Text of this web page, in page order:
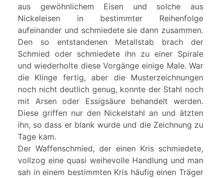
aus gewöhnlichem Eisen und solche aus
Nickeleisen in bestimmter Reihenfolge
aufeinander und schmiedete sie dann zusammen.
Den so entstandenen Metallstab brach der
Schmied oder schmiedete ihn zu einer Spirale
und wiederholte diese Vorgänge einige Male. War
die Klinge fertig, aber die Musterzeichnungen
noch nicht deutlich genug, konnte der Stahl noch
mit Arsen oder Essigsäure behandelt werden.
Diese griffen nur den Nickelstahl an und ätzten
ihn, so dass er blank wurde und die Zeichnung zu
Tage kam.
Der Waffenschmied, der einen Kris schmiedete,
vollzog eine quasi weihevolle Handlung und man
sah in einem bestimmten Kris häufig einen Träger